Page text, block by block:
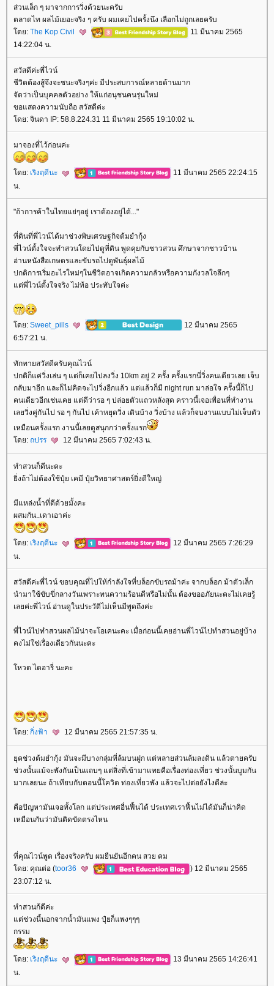
ส่วนเล็ก ๆ มาจากการวิ่งด้วยนะครับ
ตลาดไท ผลไม้เยอะจริง ๆ ครับ ผมเคยไปครั้งนึง เลือกไม่ถูกเลยครับ
ดย: The Kop Civil
11 มีนาคม 2565
14:22:04 น.
สวัสดีค่ะพี่ไวน์
ชีวิตต้องสู้จึงจะชนะจริงๆค่ะ มีประสบการณ์หลายด้านมาก
จัดว่าเป็นบุคคลตัวอย่าง ให้แก่อนุชนคนรุ่นใหม่
ขอแสดงความนับถือ สวัสดีค่ะ
ดย: จินดา IP: 58.8.224.31 11 มีนาคม 2565 19:10:02 น.
มาจองที่ไว้ก่อนค่ะ
ดย: เริงฤดีนะ
11 มีนาคม 2565 22:24:15
น.
"ถ้าการค้าในไทยแย่ๆอยู่ เราต้องอยู่ได้..."
ที่ดินที่พี่ไวน์ได้มาช่วงพิษเศรษฐกิจต้มยำกุ้ง
พี่ไวน์ตั้งใจจะทำสวนโดยไปดูที่ดิน พูดคุยกับชาวสวน ศึกษาจากชาวบ้าน
อ่านหนังสือเกษตรและขับรถไปดูพันธุ์ผลไม้
ปกติการเริ่มอะไรใหม่ๆในชีวิตอาจเกิดความกลัวหรือความกังวลใจลึกๆ
ต่พี่ไวน์ตั้งใจจริง ไม่ท้อ ประทับใจค่ะ
ดย: Sweet_pills
12 มีนาคม 2565
6:57:21 น.
ทักทายสวัสดีครับคุณไวน์
ปกติก็แค่วิ่งเล่น ๆ แต่ก็เคยไปลงวิ่ง 10km อยู่ 2 ครั้ง ครั้งแรกนี่วิ่งคนเดียวเลย เจ็บ
กลับมาอีก และก็ไม่คิดจะไปวิ่งอีกแล้ว แต่แล้วก็มี night run มาล่อใจ ครั้งนี้ก็ไป
คนเดียวอีกเช่นเคย แต่ดีว่ารอ ๆ ปล่อยตัวแถวหลังสุด คราวนี้เจอเพื่อนที่ทำงาน
เลยวิ่งคู่กันไป รอ ๆ กันไป เค้าหยุดวิ่ง เดินบ้าง วิ่งบ้าง แล้วก็จบงานแบบไม่เจ็บตัว
เหมือนครั้งแรก งานนี้เลยดูสนุกกว่าครั้งแรก
ดย: ถปรร 12 มีนาคม 2565 7:02:43 น.
ทำสวนก็ดีนะคะ
ิ่งถ้าไม่ต้องใช้ปุ๋ย เคมี ปุ๋ยวิทยาศาสตร์ยิ่งดีใหญ่
มีแหล่งน้ำที่ดีด้วยมั้งคะ
ผสมกัน..เดาเอาค่ะ
ดย: เริงฤดีนะ
12 มีนาคม 2565 7:26:29
น.
สวัสดีค่ะพี่ไวน์ ขอบคุณที่ไปให้กำลังใจที่บล็อกขับรถม้าค่ะ จากบล็อก ม้าตัวเล็ก
นำมาใช้ขับขี่กลางวันเพราะทนความร้อนดีหรือไม่นั้น ต้องขออภัยนะคะไม่เคยรู้
เลยค่ะพี่ไวน์ อ่านดูในประวัติไม่เห็นมีพูดถึงค่ะ
พี่ไวน์ไปทำสวนผลไม้น่าจะโอเคนะคะ เมื่อก่อนนี้เคยอ่านพี่ไวน์ไปทำสวนอยู่บ้าง
คงไม่ใช่เรื่องเดียวกันนะคะ
หวต ไดอารี่ นะคะ
ดย: กิ่งฟ้า 12 มีนาคม 2565 21:57:35 น.
ุคช่วงต้มยำกุ้ง มันจะมีบางกลุ่มที่ล้มบนฝูก แต่หลายส่วนล้มลงดิน แล้วตายครับ
ช่วงนั้นแม้จะพังกันเป็นแถบๆ แต่สิ่งที่เข้ามาแทยคือเรื่องท่องเที่ยว ช่วงนั้นบูมกัน
มากเลยนะ ถ้าเทียบกับตอนนี้โควิด ท่องเที่ยวพัง แล้วจะไปต่อยังไงดีล่ะ
คือปัญหามันเจอทั้งโลก แต่ประเทศอื่นฟื้นได้ ประเทศเราฟื้นไม่ได้มันก็น่าคิด
เหมือนกันว่ามันติดขัดตรงไหน
ที่คุณไวน์พูด เรื่องจริงครับ ผมยืนยันอีกคน สวย คม
ดย: คุณต่อ (toor36
) 12 มีนาคม 2565
23:07:12 น.
ทำสวนก้ดีค่ะ
ต่ช่วงนี้นอกจากน้ำมันแพง ปุ๋ยก็แพงๆๆๆ
กรรม
ดย: เริงฤดีนะ
13 มีนาคม 2565 14:26:41
น.